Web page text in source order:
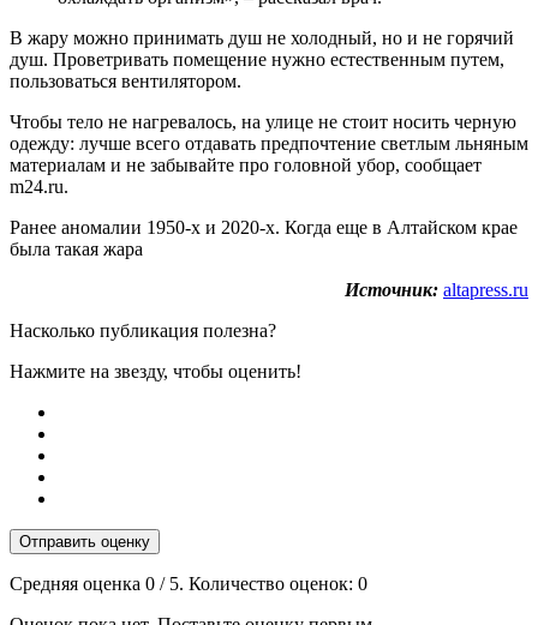
В жару можно принимать душ не холодный, но и не горячий
душ. Проветривать помещение нужно естественным путем,
пользоваться вентилятором.
Чтобы тело не нагревалось, на улице не стоит носить черную
одежду: лучше всего отдавать предпочтение светлым льняным
материалам и не забывайте про головной убор, сообщает
m24.ru.
Ранее аномалии 1950-х и 2020-х. Когда еще в Алтайском крае
была такая жара
Источник: altapress.ru
Насколько публикация полезна?
Нажмите на звезду, чтобы оценить!
Отправить оценку
Средняя оценка 0 / 5. Количество оценок: 0